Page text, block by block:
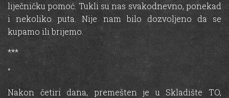
liječničku pomoć. Tukli su nas svakodnevno, ponekad
i nekoliko puta. Nije nam bilo dozvoljeno da se
kupamo ili brijemo.
***
“
Nakon četiri dana, premešten je u Skladište TO,